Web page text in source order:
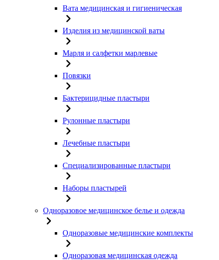
Вата медицинская и гигиеническая
Изделия из медицинской ваты
Марля и салфетки марлевые
Повязки
Бактерицидные пластыри
Рулонные пластыри
Лечебные пластыри
Специализированные пластыри
Наборы пластырей
Одноразовое медицинское белье и одежда
Одноразовые медицинские комплекты
Одноразовая медицинская одежда